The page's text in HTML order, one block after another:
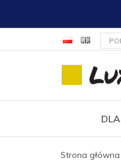
Strona główna